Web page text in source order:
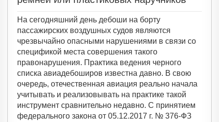
На сегодняшний день дебоши на борту
пассажирских воздушных судов являются
чрезвычайно опасными нарушениями в связи со
спецификой места совершения такого
правонарушения. Практика ведения черного
списка авиадебоширов известна давно. В свою
очередь, отечественная авиация реально начала
учитывать и реализовывать на практике такой
инструмент сравнительно недавно. С принятием
федерального закона от 05.12.2017 г. № 376-ФЗ